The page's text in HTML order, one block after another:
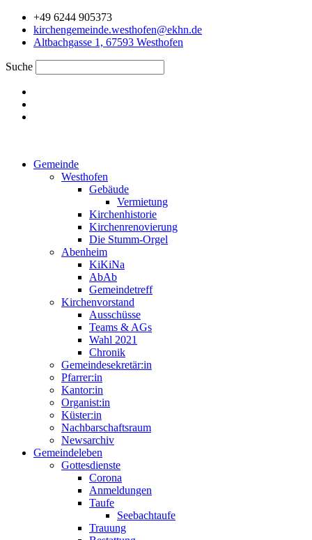
Zum
Inhalt
springen
+49 6244 905373
kirchengemeinde.westhofen@ekhn.de
Altbachgasse 1, 67593 Westhofen
Suche
Gemeinde
Westhofen
Gebäude
Vermietung
Kirchenhistorie
Kirchenrenovierung
Die Stumm-Orgel
Abenheim
KiKiNa
AbAb
Gemeindetreff
Kirchenvorstand
Ausschüsse
Teams & AGs
Wahl 2021
Chronik
Gemeindesekretär:in
Pfarrer:in
Kantor:in
Organist:in
Küster:in
Nachbarschaftsraum
Newsarchiv
Gemeindeleben
Gottesdienste
Corona
Anmeldungen
Taufe
Seebachtaufe
Trauung